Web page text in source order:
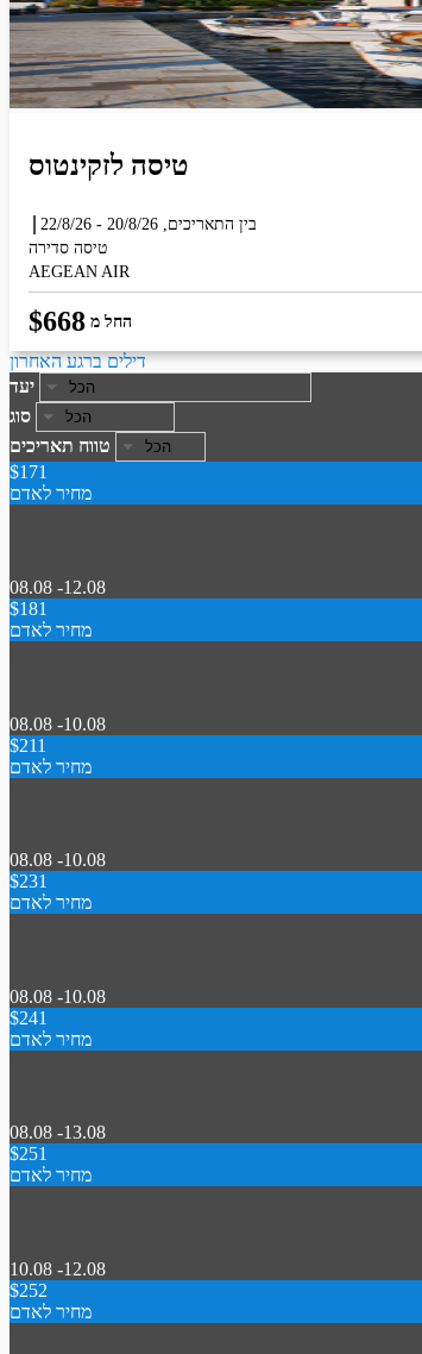
טיסה לזקינטוס
החל מ $668
בין התאריכים, -
22/8/26
טיסה סדירה
AEGEAN AIR
דילים ברגע האחרון
יעד
סוג
טווח תאריכים
$171
מחיר לאדם
08.08 -12.08
$181
מחיר לאדם
08.08 -10.08
$211
מחיר לאדם
08.08 -10.08
$231
מחיר לאדם
08.08 -10.08
$241
מחיר לאדם
08.08 -13.08
$251
מחיר לאדם
10.08 -12.08
$252
מחיר לאדם